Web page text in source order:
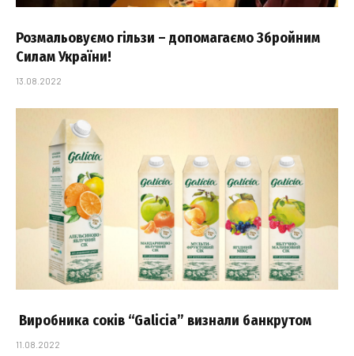
Розмальовуємо гільзи – допомагаємо Збройним
Силам України!
13.08.2022
Виробника соків “Galicia” визнали банкрутом
11.08.2022